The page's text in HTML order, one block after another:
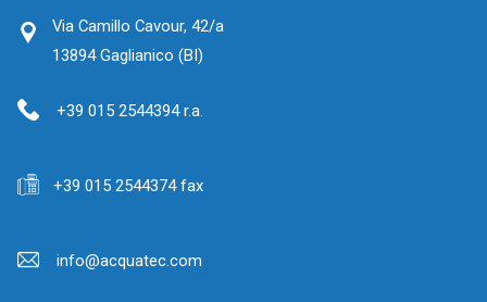
Via Camillo Cavour, 42/a
13894 Gaglianico (BI)
+39 015 2544394 r.a.
+39 015 2544374 fax
info@acquatec.com